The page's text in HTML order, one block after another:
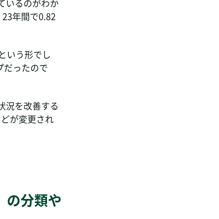
いるのがわか
年間で0.82
いう形でし
だったので
況を改善する
が変更され
の分類や